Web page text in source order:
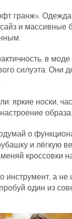
гранж».
и массивные
в
силуэта. Они
яркие носки,
о
и лёгкую
кроссовки
инструмент, а
один из